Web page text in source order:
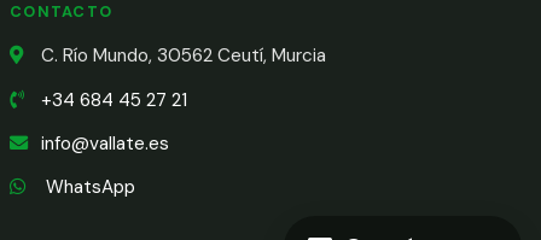
CONTACTO
C. Río Mundo, 30562 Ceutí, Murcia
+34 684 45 27 21
info@vallate.es
WhatsApp